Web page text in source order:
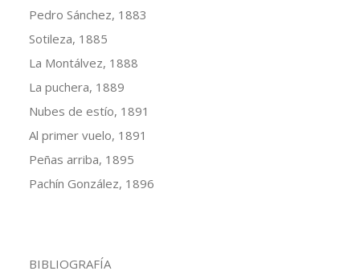
Pedro Sánchez, 1883
Sotileza, 1885
La Montálvez, 1888
La puchera, 1889
Nubes de estío, 1891
Al primer vuelo, 1891
Peñas arriba, 1895
Pachín González, 1896
BIBLIOGRAFÍA